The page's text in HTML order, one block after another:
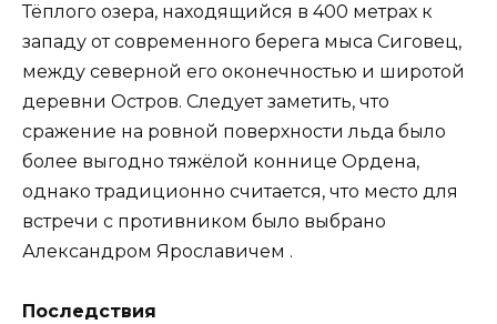
Тёплого озера, находящийся в 400 метрах к
западу от современного берега мыса Сиговец,
между северной его оконечностью и широтой
деревни Остров. Следует заметить, что
сражение на ровной поверхности льда было
более выгодно тяжёлой коннице Ордена,
однако традиционно считается, что место для
встречи с противником было выбрано
Александром Ярославичем .
Последствия